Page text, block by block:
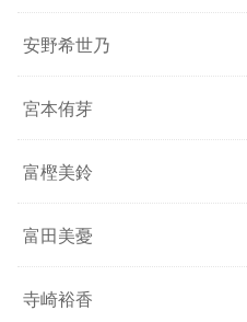
安野希世乃
宮本侑芽
富樫美鈴
富田美憂
寺崎裕香